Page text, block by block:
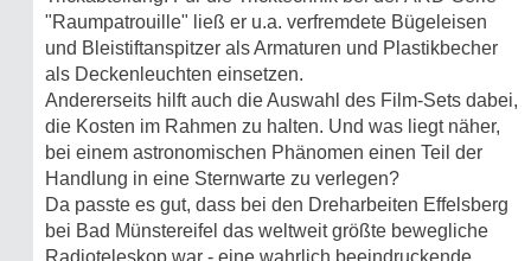
"Raumpatrouille" ließ er u.a. verfremdete Bügeleisen
und Bleistiftanspitzer als Armaturen und Plastikbecher
als Deckenleuchten einsetzen.
Andererseits hilft auch die Auswahl des Film-Sets dabei,
die Kosten im Rahmen zu halten. Und was liegt näher,
bei einem astronomischen Phänomen einen Teil der
Handlung in eine Sternwarte zu verlegen?
Da passte es gut, dass bei den Dreharbeiten Effelsberg
bei Bad Münstereifel das weltweit größte bewegliche
Radioteleskop war - eine wahrlich beeindruckende